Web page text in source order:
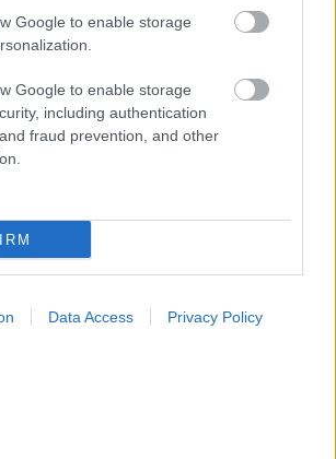
Google to enable storage
Google to enable storage
including authentication
fraud prevention, and other
Data Access Privacy Policy
Loading...